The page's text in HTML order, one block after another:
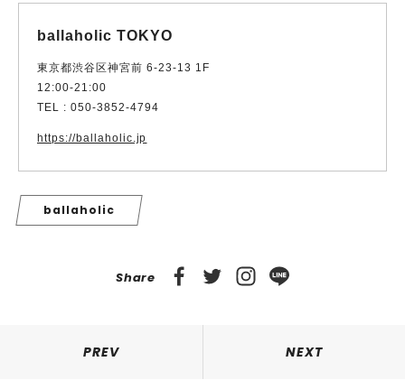
ballaholic TOKYO
東京都渋谷区神宮前 6-23-13 1F
12:00-21:00
TEL : 050-3852-4794
https://ballaholic.jp
ballaholic
Share
PREV NEXT